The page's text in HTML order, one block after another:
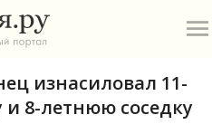
изнасиловал 11-
8-летнюю соседку